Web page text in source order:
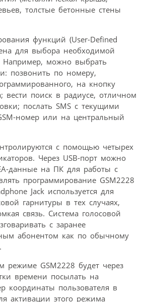
толстые бетонные стены
функций (User-Defined
для выбора необходимой
Например, можно выбрать
позвонить по номеру,
на кнопку
вести поиск в радиусе, отличном
послать SMS с текущими
номер или на центральный
с помощью четырех
Через USB-порт можно
данные на ПК для работы с
программирование GSM2228
Jack используется для
гарнитуры в тех случаях,
связь. Система голосовой
с заранее
абонентом как по обычному
режиме GSM2228 будет через
времени посылать на
координаты пользователя в
активации этого режима